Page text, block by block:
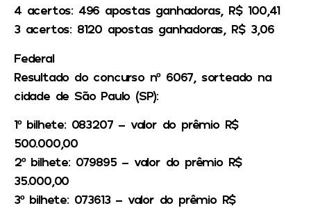
4 acertos: 496 apostas ganhadoras, R$ 100,41
3 acertos: 8120 apostas ganhadoras, R$ 3,06
Federal
Resultado do concurso nº 6067, sorteado na
cidade de São Paulo (SP):
1º bilhete: 083207 – valor do prêmio R$
500.000,00
2º bilhete: 079895 – valor do prêmio R$
35.000,00
3º bilhete: 073613 – valor do prêmio R$